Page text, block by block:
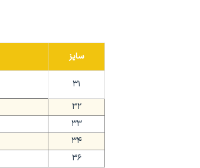
سایز
31
32
33
34
36